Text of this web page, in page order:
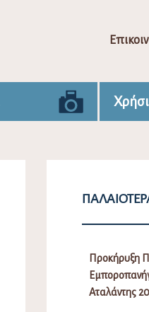
Προκήρυξη
Αταλάντης